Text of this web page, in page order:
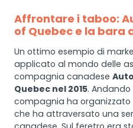
Affrontare i taboo:
of Quebec e la bara
Un ottimo esempio di
applicato al mondo delle
compagnia canadese
Quebec nel 2015.
compagnia ha
che ha attraversato una